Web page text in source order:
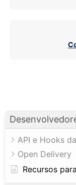
API e Hooks
Open Delivery
Recursos